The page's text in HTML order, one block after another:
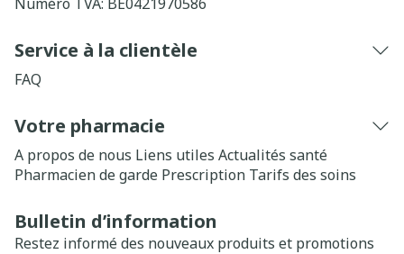
Service à la clientèle
FAQ
Votre pharmacie
A propos de nous Liens utiles Actualités santé
Pharmacien de garde Prescription Tarifs des soins
Bulletin d’information
Restez informé des nouveaux produits et promotions